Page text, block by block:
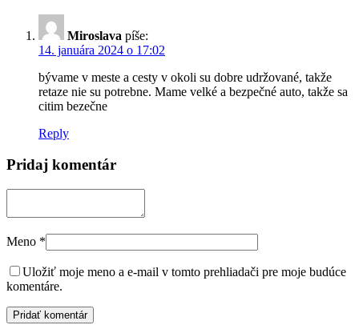
Miroslava píše:
14. januára 2024 o 17:02
bývame v meste a cesty v okoli su dobre udržované, takže
retaze nie su potrebne. Mame velké a bezpečné auto, takže sa
citim bezečne
Reply
Pridaj komentár
Meno *
Uložiť moje meno a e-mail v tomto prehliadači pre moje budúce
komentáre.